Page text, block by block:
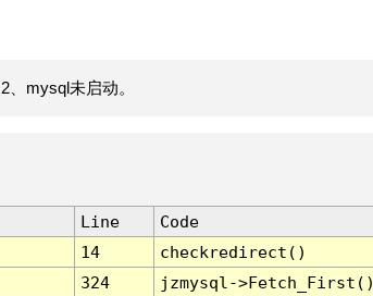
mysql未启动。
Line
Code
14
checkredirect()
324
jzmysql-